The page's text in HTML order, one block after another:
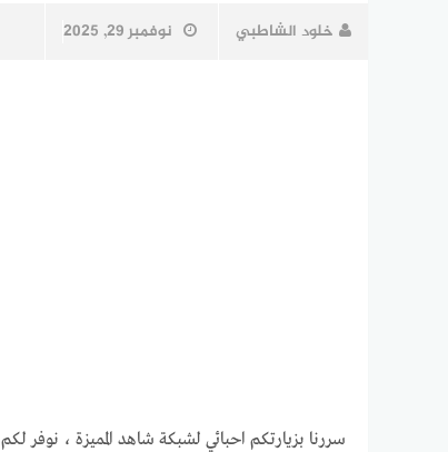
خلود الشاطبي نوفمبر 29, 2025
سررنا بزيارتكم احبائي لشبكة شاهد المميزة ، نوفر لكم